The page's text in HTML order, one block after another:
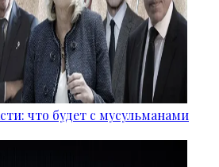
что будет с мусульманами